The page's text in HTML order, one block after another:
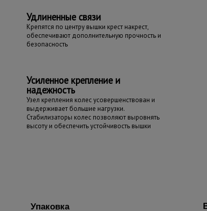
Удлиненные связи
Крепятся по центру вышки крест накрест,
обеспечивают дополнительную прочность и
безопасность
Усиленное крепление и
надежность
Узел крепления колес усовершенствован и
выдерживает большие нагрузки.
Стабилизаторы колес позволяют выровнять
высоту и обеспечить устойчивость вышки
Упаковка